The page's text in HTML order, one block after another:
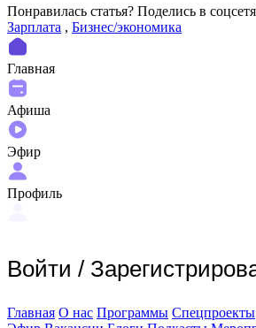
Понравилась статья? Поделиcь в
Зарплата , Бизнес/экономика
Главная
Афиша
Эфир
Профиль
Войти /
Главная О нас Программы Спецпроекты